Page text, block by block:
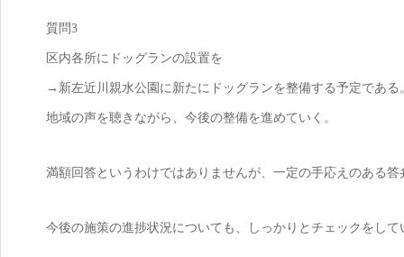
質問3
区内各所にドッグランの設置を
→新左近川親水公園に新たにドッグランを整備する予定である
地域の声を聴きながら、今後の整備を進めていく。
満額回答というわけではありませんが、一定の手応えのある
今後の施策の進捗状況についても、しっかりとチェックをして